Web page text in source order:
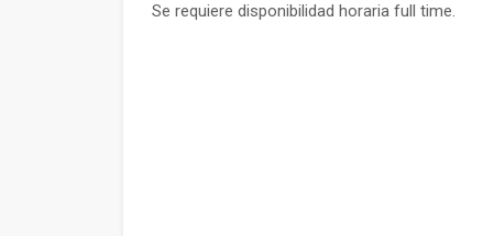
Se requiere disponibilidad horaria full time.